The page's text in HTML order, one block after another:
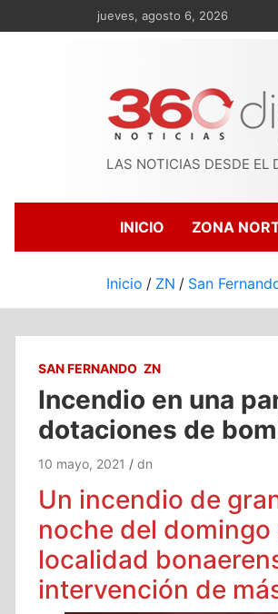
al
jueves, agosto 6, 2026
LAS NOTICIAS DESDE EL
INICIO ZONA
Inicio ZN San
SAN FERNANDO ZN
Incendio en una
dotaciones de
10 mayo, 2021 dn
Un incendio de
noche del
localidad
intervención de